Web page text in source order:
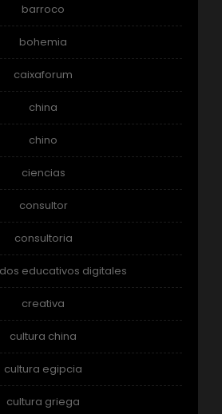
barroco
bohemia
caixaforum
china
chino
ciencias
consultor
consultoria
educativos digitales
creativa
cultura china
cultura egipcia
cultura griega